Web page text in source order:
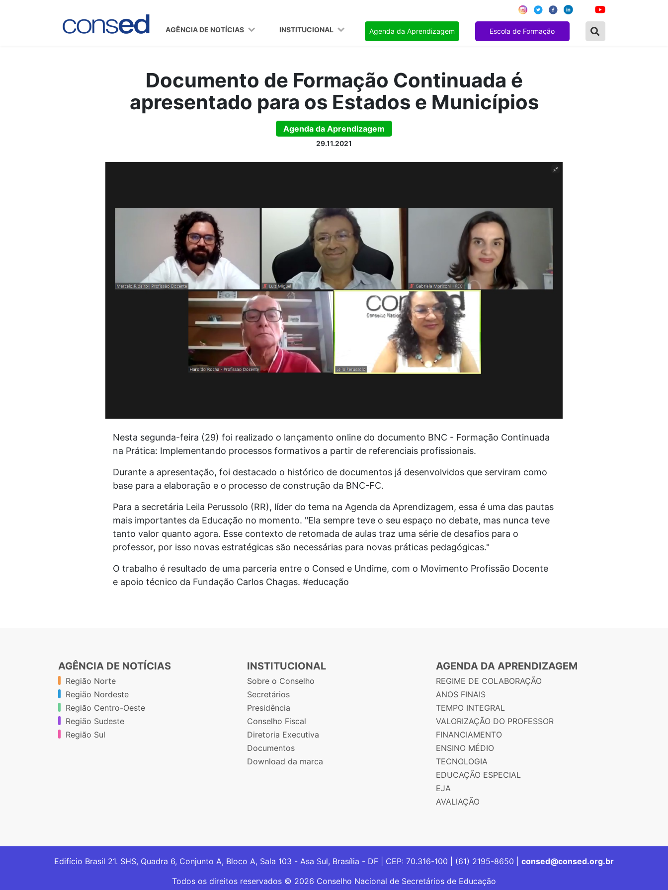
AGÊNCIA DE NOTÍCIAS INSTITUCIONAL Agenda da Aprendizagem Escola de Formação
Documento de Formação Continuada é
apresentado para os Estados e Municípios
Agenda da Aprendizagem
29.11.2021
Nesta segunda-feira (29) foi realizado o lançamento online do documento BNC - Formação Continuada
na Prática: Implementando processos formativos a partir de referenciais profissionais.
Durante a apresentação, foi destacado o histórico de documentos já desenvolvidos que serviram como
base para a elaboração e o processo de construção da BNC-FC.
Para a secretária Leila Perussolo (RR), líder do tema na Agenda da Aprendizagem, essa é uma das pautas
mais importantes da Educação no momento. "Ela sempre teve o seu espaço no debate, mas nunca teve
tanto valor quanto agora. Esse contexto de retomada de aulas traz uma série de desafios para o
professor, por isso novas estratégicas são necessárias para novas práticas pedagógicas."
O trabalho é resultado de uma parceria entre o Consed e Undime, com o Movimento Profissão Docente
e apoio técnico da Fundação Carlos Chagas. #educação
AGÊNCIA DE NOTÍCIAS
Região Norte
Região Nordeste
Região Centro-Oeste
Região Sudeste
Região Sul
INSTITUCIONAL
Sobre o Conselho
Secretários
Presidência
Conselho Fiscal
Diretoria Executiva
Documentos
Download da marca
AGENDA DA APRENDIZAGEM
REGIME DE COLABORAÇÃO
ANOS FINAIS
TEMPO INTEGRAL
VALORIZAÇÃO DO PROFESSOR
FINANCIAMENTO
ENSINO MÉDIO
TECNOLOGIA
EDUCAÇÃO ESPECIAL
EJA
AVALIAÇÃO
Edifício Brasil 21. SHS, Quadra 6, Conjunto A, Bloco A, Sala 103 - Asa Sul, Brasília - DF | CEP: 70.316-100 | (61) 2195-8650 | consed@consed.org.br
Todos os direitos reservados © 2026 Conselho Nacional de Secretários de Educação